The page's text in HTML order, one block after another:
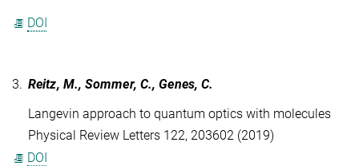
DOI
3. Reitz, M., Sommer, C., Genes, C.
Langevin approach to quantum optics with molecules
Physical Review Letters 122, 203602 (2019)
DOI